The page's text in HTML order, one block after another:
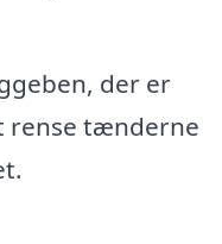
der er
rense tænderne